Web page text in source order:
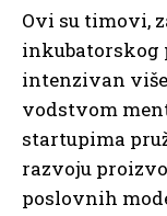
Ovi su timovi,
inkubatorskog
intenzivan
vodstvom
startupima
razvoju
poslovnih